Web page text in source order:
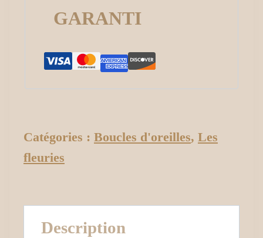
GARANTI
Catégories : Boucles d'oreilles, Les
fleuries
Description